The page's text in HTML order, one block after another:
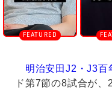
明治安田J2・J3百
ド第7節の8試合が、